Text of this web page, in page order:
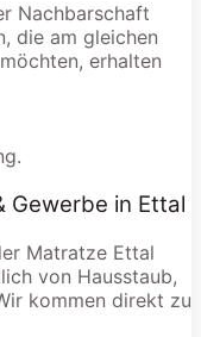
Nachbarschaft
die am gleichen
erhalten
Gewerbe in Ettal
Matratze Ettal
von Hausstaub,
kommen direkt zu